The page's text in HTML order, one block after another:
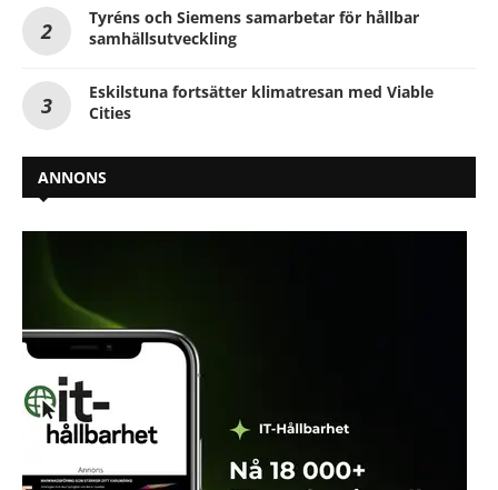
Tyréns och Siemens samarbetar för hållbar
samhällsutveckling
Eskilstuna fortsätter klimatresan med Viable
Cities
ANNONS